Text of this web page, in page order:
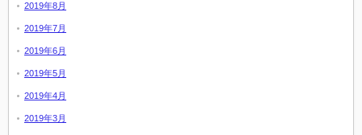
2019年8月
2019年7月
2019年6月
2019年5月
2019年4月
2019年3月